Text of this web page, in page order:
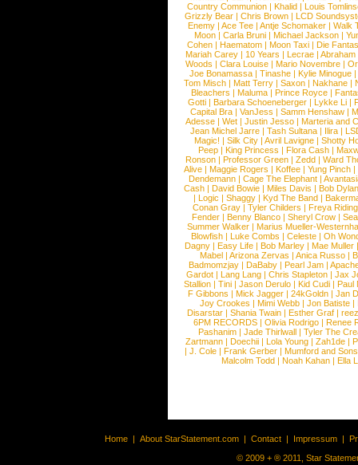
Country Communion | Khalid | Louis
Grizzly Bear | Chris Brown | LCD
Enemy | Ace Tee | Antje Schomaker | Walk
Moon |Carla Bruni |Michael Jackson |
Cohen |Haematom |Moon Taxi |Die
Mariah Carey | 10 Years | Lecrae | Abraham
Woods |Clara Louise |Mario Novembre |
Joe Bonamassa | Tinashe | Kylie Minogue |
Tom Misch |Matt Terry |Saxon |Nakhane |
Bleachers | Maluma | Prince Royce |
Gotti |Barbara Schoeneberger |Lykke Li |
Capital Bra |VanJess |Samm Henshaw |
Adesse |Wet |Justin Jesso |Marteria and
Jean Michel Jarre |Tash Sultana | Ilira |
Magic! | Silk City | Avril Lavigne | Shotty
Peep |King Princess |Flora Cash |
Ronson |Professor Green |Zedd |Ward
Alive |Maggie Rogers |Koffee |Yung Pinch |
Dendemann |Cage The Elephant |
Cash | David Bowie | Miles Davis | Bob Dylan
|Logic |Shaggy |Kyd The Band |
Conan Gray |Tyler Childers |Freya
Fender |Benny Blanco |Sheryl Crow |
Summer Walker |Marius Mueller-
Blowfish | Luke Combs | Celeste | Oh
Dagny |Easy Life |Bob Marley |Mae Muller
Mabel |Arizona Zervas |Anica Russo |
Badmomzjay |DaBaby |Pearl Jam |
Gardot | Lang Lang | Chris Stapleton | Jax
Stallion |Tini |Jason Derulo |Kid Cudi |Paul
F Gibbons | Mick Jagger | 24kGoldn | Jan
Joy Crookes | Mimi Webb | Jon Batiste |
Disarstar | Shania Twain | Esther Graf |
6PM RECORDS | Olivia Rodrigo | Renee
Pashanim |Jade Thirlwall |Tyler The
Zartmann | Doechii | Lola Young | Zah1de |
| J. Cole | Frank Gerber | Mumford and Sons
Malcolm Todd | Noah Kahan | Ella
Home | About StarStatement.com | Contact | Impressum |
© 2009 + ® 2011, Star